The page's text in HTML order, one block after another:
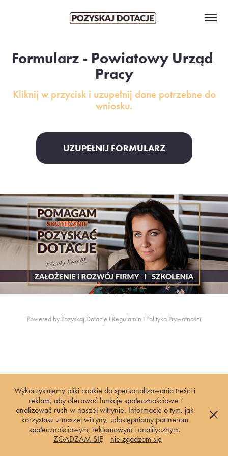
Formularz - Powiatowy Urząd
Pracy
Kliknij w przycisk i uzupełnij dane potrzebne do
wniosku.
UZUPEŁNIJ FORMULARZ
Powered by Pozyskaj Dotacje I Regulamin I Polityka Prywatności
Wykorzystujemy pliki cookie do spersonalizowania treści i
reklam, aby oferować funkcje społecznościowe i
analizować ruch w naszej witrynie. Informacje o tym, jak
korzystasz z naszej witryny, udostępniamy partnerom
społecznościowym, reklamowym i analitycznym.
ZGADZAM SIĘ
nie zgadzam się